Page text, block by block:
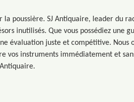
la poussière. SJ Antiquaire, leader du
inutilisés. Que vous possédiez une
évaluation juste et compétitive. Nous
vos instruments immédiatement et